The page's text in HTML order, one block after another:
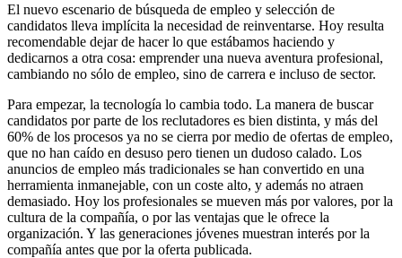
El nuevo escenario de búsqueda de empleo y selección de
candidatos lleva implícita la necesidad de reinventarse. Hoy resulta
recomendable dejar de hacer lo que estábamos haciendo y
dedicarnos a otra cosa: emprender una nueva aventura profesional,
cambiando no sólo de empleo, sino de carrera e incluso de sector.
Para empezar, la tecnología lo cambia todo. La manera de buscar
candidatos por parte de los reclutadores es bien distinta, y más del
60% de los procesos ya no se cierra por medio de ofertas de empleo,
que no han caído en desuso pero tienen un dudoso calado. Los
anuncios de empleo más tradicionales se han convertido en una
herramienta inmanejable, con un coste alto, y además no atraen
demasiado. Hoy los profesionales se mueven más por valores, por la
cultura de la compañía, o por las ventajas que le ofrece la
organización. Y las generaciones jóvenes muestran interés por la
compañía antes que por la oferta publicada.